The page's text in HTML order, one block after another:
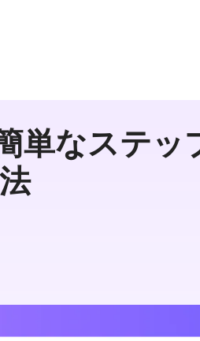
単なステッ